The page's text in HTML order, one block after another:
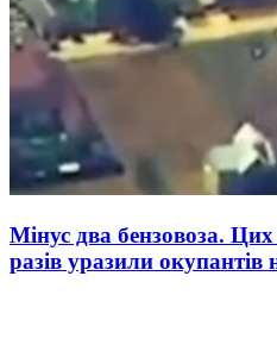
Мінус два бензовоза.
разів уразили